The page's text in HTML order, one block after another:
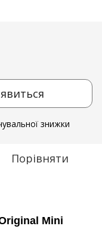
знижки
Порівняти
Mini